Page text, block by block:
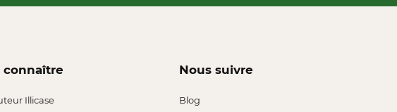
connaître
Illicase
Nous suivre
Blog